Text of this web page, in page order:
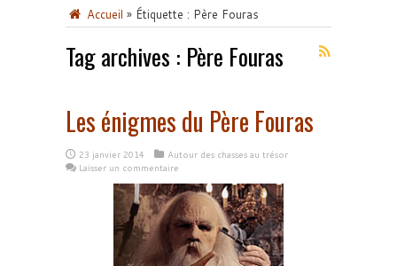
Accueil » Étiquette : Père Fouras
Tag archives : Père Fouras
Les énigmes du Père Fouras
23 janvier 2014
Autour des chasses au trésor
Laisser un commentaire